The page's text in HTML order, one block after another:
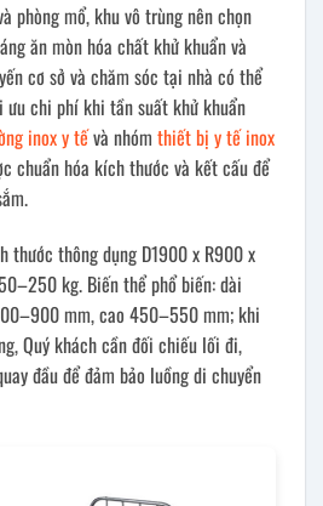
phòng mổ, khu vô trùng nên chọn
ăn mòn hóa chất khử khuẩn và
cơ sở và chăm sóc tại nhà có thể
ưu chi phí khi tần suất khử khuẩn
inox y tếvà nhóm thiết bị y tế inox
chuẩn hóa kích thước và kết cấu để
thước thông dụng D1900 x R900 x
kg. Biến thể phổ biến: dài
mm, cao 450–550 mm; khi
Quý khách cần đối chiếu lối đi,
đầu để đảm bảo luồng di chuyển